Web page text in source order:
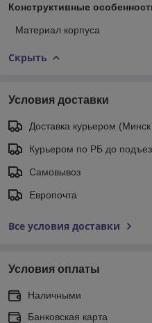
Конструктивные
Материал корпуса
Скрыть
Условия доставки
Доставка курьером
Курьером по РБ до
Самовывоз
Европочта
Все условия доставки
Условия оплаты
Наличными
Банковская карта